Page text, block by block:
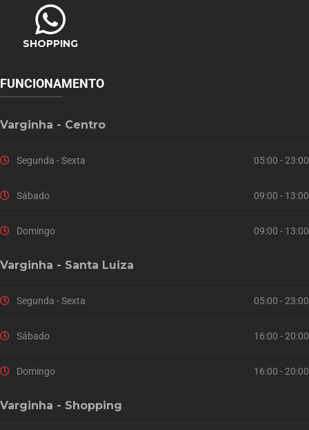
SHOPPING
FUNCIONAMENTO
Varginha - Centro
Segunda - Sexta 05:00 - 23:00
Sábado 09:00 - 13:00
Domingo 09:00 - 13:00
Varginha - Santa Luiza
Segunda - Sexta 05:00 - 23:00
Sábado 16:00 - 20:00
Domingo 16:00 - 20:00
Varginha - Shopping